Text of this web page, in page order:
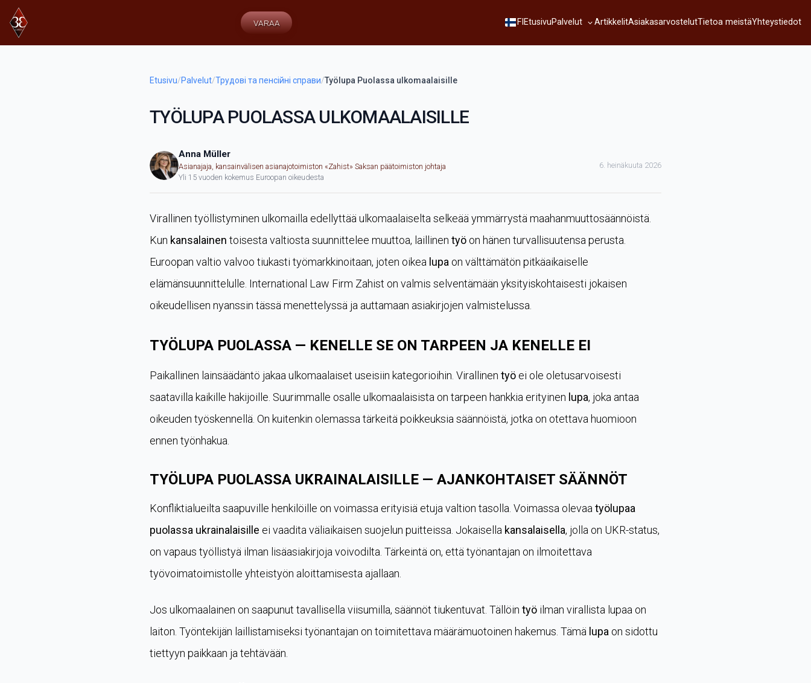
VARAA FIEtusivuPalvelut ArtikkelitAsiakasarvostelutTietoa meistäYhteystiedot
Etusivu/Palvelut/Трудові та пенсійні справи/Työlupa Puolassa ulkomaalaisille
TYÖLUPA PUOLASSA ULKOMAALAISILLE
Anna Müller
Asianajaja, kansainvälisen asianajotoimiston «Zahist» Saksan päätoimiston johtaja
Yli 15 vuoden kokemus Euroopan oikeudesta
6. heinäkuuta 2026
Virallinen työllistyminen ulkomailla edellyttää ulkomaalaiselta selkeää ymmärrystä maahanmuuttosäännöistä.
Kun kansalainen toisesta valtiosta suunnittelee muuttoa, laillinen työ on hänen turvallisuutensa perusta.
Euroopan valtio valvoo tiukasti työmarkkinoitaan, joten oikea lupa on välttämätön pitkäaikaiselle
elämänsuunnittelulle. International Law Firm Zahist on valmis selventämään yksityiskohtaisesti jokaisen
oikeudellisen nyanssin tässä menettelyssä ja auttamaan asiakirjojen valmistelussa.
TYÖLUPA PUOLASSA — KENELLE SE ON TARPEEN JA KENELLE EI
Paikallinen lainsäädäntö jakaa ulkomaalaiset useisiin kategorioihin. Virallinen työ ei ole oletusarvoisesti
saatavilla kaikille hakijoille. Suurimmalle osalle ulkomaalaisista on tarpeen hankkia erityinen lupa, joka antaa
oikeuden työskennellä. On kuitenkin olemassa tärkeitä poikkeuksia säännöistä, jotka on otettava huomioon
ennen työnhakua.
TYÖLUPA PUOLASSA UKRAINALAISILLE — AJANKOHTAISET SÄÄNNÖT
Konfliktialueilta saapuville henkilöille on voimassa erityisiä etuja valtion tasolla. Voimassa olevaa työlupaa
puolassa ukrainalaisille ei vaadita väliaikaisen suojelun puitteissa. Jokaisella kansalaisella, jolla on UKR-status,
on vapaus työllistyä ilman lisäasiakirjoja voivodilta. Tärkeintä on, että työnantajan on ilmoitettava
työvoimatoimistolle yhteistyön aloittamisesta ajallaan.
Jos ulkomaalainen on saapunut tavallisella viisumilla, säännöt tiukentuvat. Tällöin työ ilman virallista lupaa on
laiton. Työntekijän laillistamiseksi työnantajan on toimitettava määrämuotoinen hakemus. Tämä lupa on sidottu
tiettyyn paikkaan ja tehtävään.